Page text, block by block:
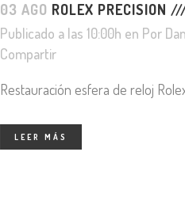
03 AGO ROLEX PRECISION
Publicado a las 10:00h en Por
Compartir
Restauración esfera de reloj
LEER MÁS